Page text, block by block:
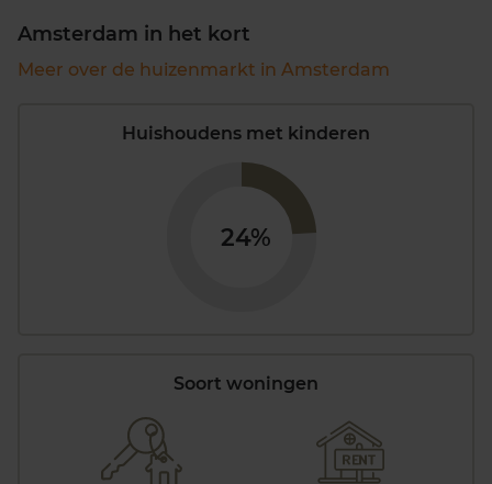
Amsterdam in het kort
Meer over de huizenmarkt in Amsterdam
Huishoudens met kinderen
24%
Soort woningen